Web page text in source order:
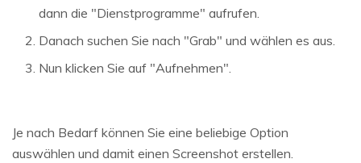
dann die "Dienstprogramme" aufrufen.
Danach suchen Sie nach "Grab" und wählen es aus.
Nun klicken Sie auf "Aufnehmen".
Je nach Bedarf können Sie eine beliebige Option
auswählen und damit einen Screenshot erstellen.